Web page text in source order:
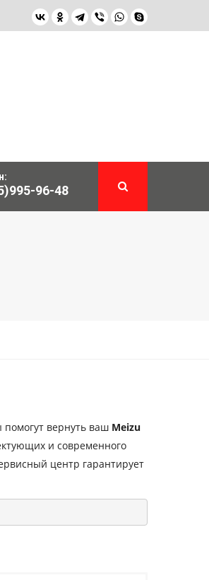
96-48
вернуть ваш Meizu
и современного
центр гарантирует